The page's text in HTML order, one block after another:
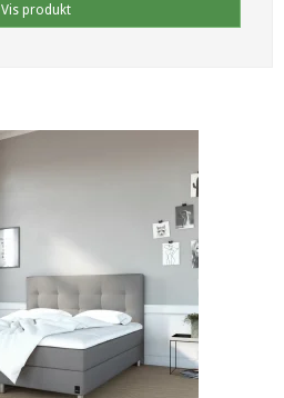
Vis produkt